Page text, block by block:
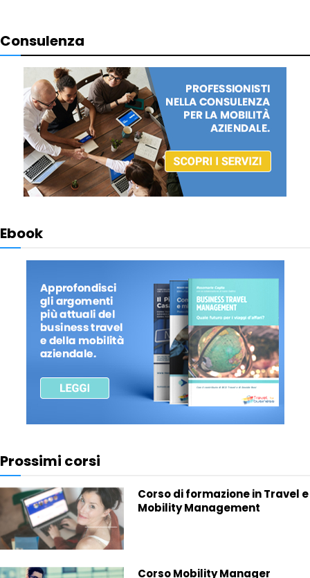
Consulenza
Ebook
Prossimi corsi
Corso di formazione in Travel e
Mobility Management
Corso Mobility Manager